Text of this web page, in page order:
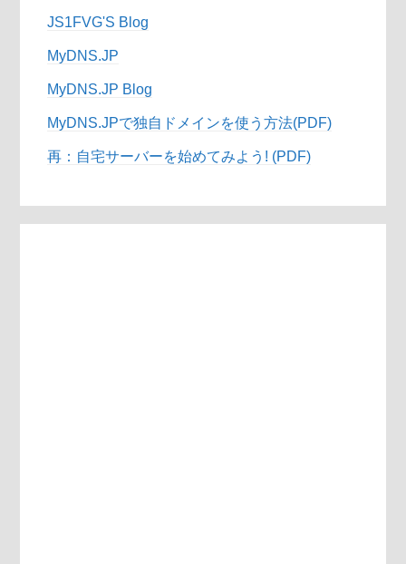
JS1FVG'S Blog
MyDNS.JP
MyDNS.JP Blog
MyDNS.JPで独自ドメインを使う方法(PDF)
再：自宅サーバーを始めてみよう! (PDF)